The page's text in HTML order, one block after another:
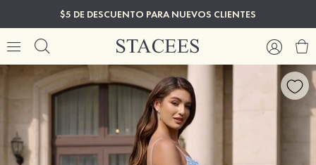
$5 DE DESCUENTO PARA NUEVOS CLIENTES